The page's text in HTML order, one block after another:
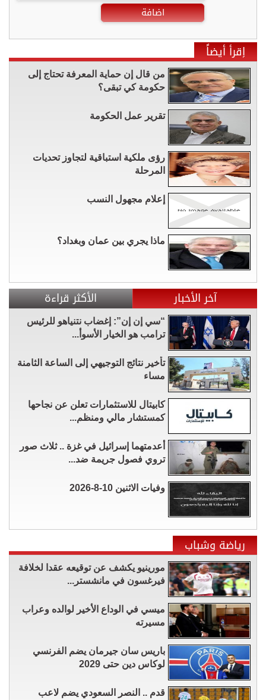
اضافة
إقرأ أيضاً
من قال إن حماية المعرفة تحتاج إلى
حكومة كي تبقى؟
تقرير عمل الحكومة
رؤى ملكية استباقية لتجاوز تحديات
المرحلة
إعلام مجهول النسب
ماذا يجري بين عمان وبغداد؟
آخر الأخبار الأكثر قراءة
“سي إن إن”: إغضاب نتنياهو للرئيس
ترامب هو الخيار الأسوأ...
تأخير نتائج التوجيهي إلى الساعة الثامنة
مساء
كابيتال للاستثمارات تعلن عن نجاحها
كمستشار مالي ومنظم...
أعدمتهما إسرائيل في غزة .. ثلاث صور
تروي فصول جريمة ضد...
وفيات الاثنين 10-8-2026
رياضة وشباب
مورينيو يكشف عن توقيعه عقدا لخلافة
فيرغسون في مانشستر...
ميسي في الوداع الأخير لوالده وعراب
مسيرته
باريس سان جيرمان يضم الفرنسي
لوكاس دين حتى 2029
قدم .. النصر السعودي يضم لاعب